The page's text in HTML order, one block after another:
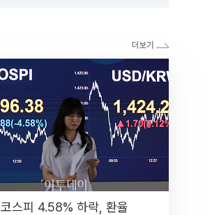
코스피 4.58% 하락, 환율